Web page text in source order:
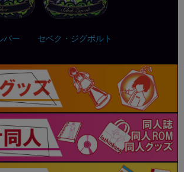
バー セベク・ジグボルト